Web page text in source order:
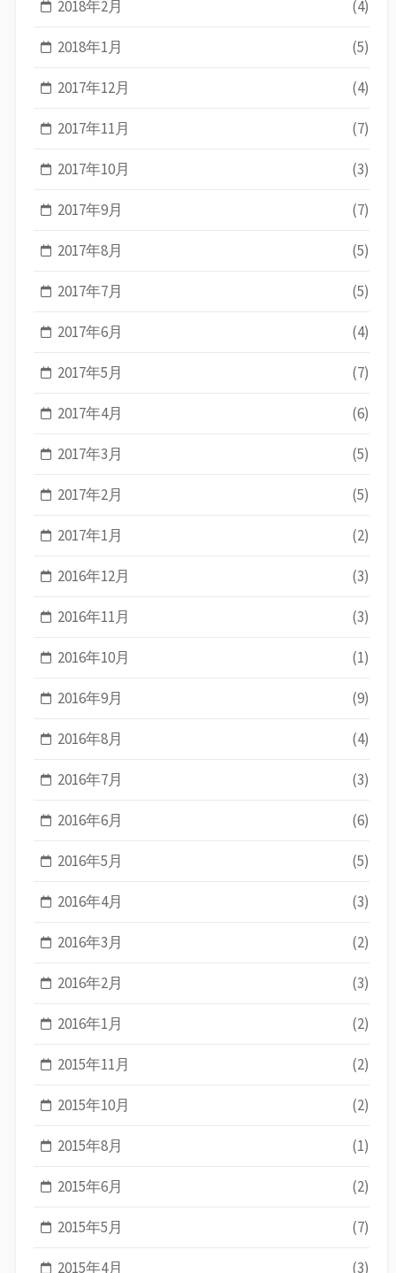
2018年2月 (4)
2018年1月 (5)
2017年12月 (4)
2017年11月 (7)
2017年10月 (3)
2017年9月 (7)
2017年8月 (5)
2017年7月 (5)
2017年6月 (4)
2017年5月 (7)
2017年4月 (6)
2017年3月 (5)
2017年2月 (5)
2017年1月 (2)
2016年12月 (3)
2016年11月 (3)
2016年10月 (1)
2016年9月 (9)
2016年8月 (4)
2016年7月 (3)
2016年6月 (6)
2016年5月 (5)
2016年4月 (3)
2016年3月 (2)
2016年2月 (3)
2016年1月 (2)
2015年11月 (2)
2015年10月 (2)
2015年8月 (1)
2015年6月 (2)
2015年5月 (7)
2015年4月 (3)